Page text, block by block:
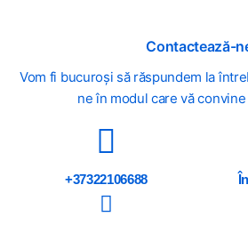
Contactează-
Vom fi bucuroși să răspundem la
ne în modul care vă
+37322106688